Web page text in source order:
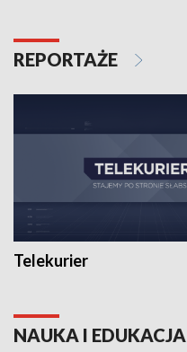
REPORTAŻE
Telekurier
NAUKA I EDUKACJA